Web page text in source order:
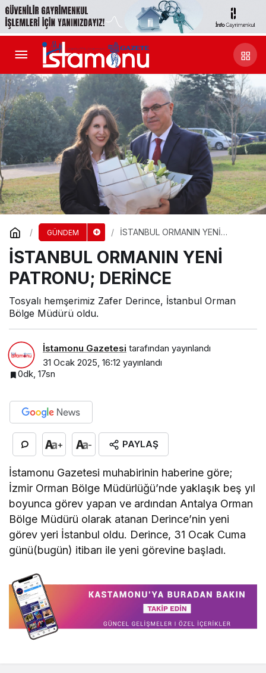
GÜNDEM
İSTANBUL ORMANIN YENİ
İSTANBUL ORMANIN YENİ
PATRONU; DERİNCE
Tosyalı hemşerimiz Zafer Derince, İstanbul Orman
Bölge Müdürü oldu.
İstamonu Gazetesi tarafından yayınlandı
31 Ocak 2025, 16:12 yayınlandı
0dk, 17sn
+ - PAYLAŞ
İstamonu Gazetesi muhabirinin haberine göre;
İzmir Orman Bölge Müdürlüğü’nde yaklaşık beş yıl
boyunca görev yapan ve ardından Antalya Orman
Bölge Müdürü olarak atanan Derince’nin yeni
görev yeri İstanbul oldu. Derince, 31 Ocak Cuma
günü(bugün) itibarı ile yeni görevine başladı.